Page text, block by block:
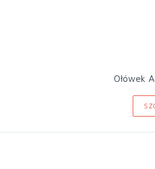
Ołówek